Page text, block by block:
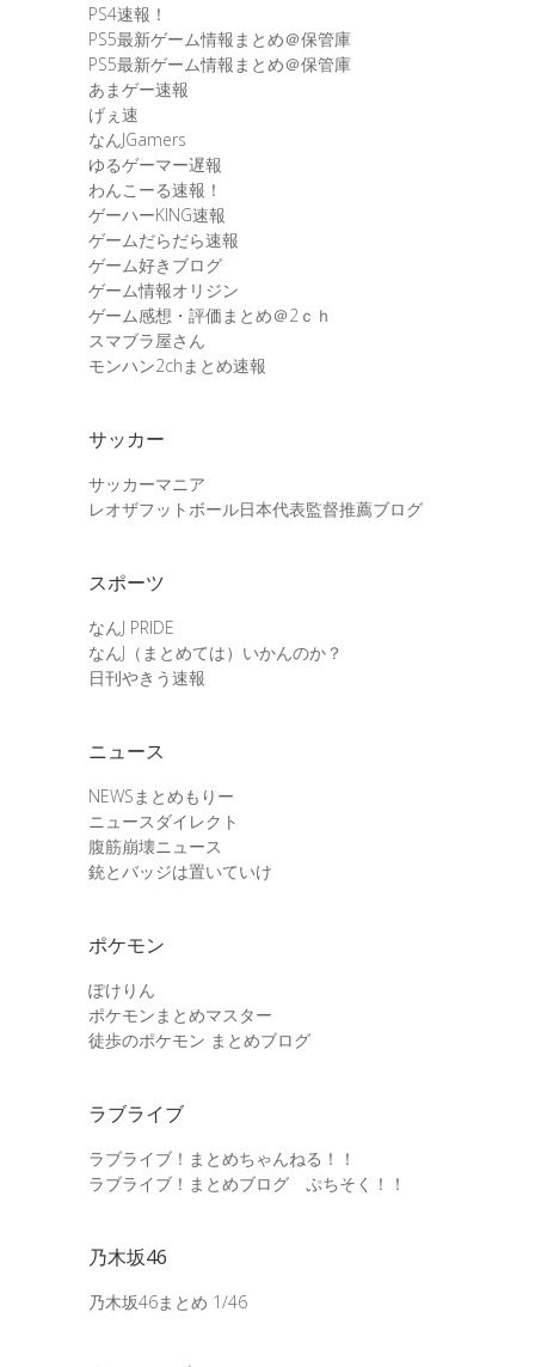
PS4速報！
PS5最新ゲーム情報まとめ＠保管庫
PS5最新ゲーム情報まとめ＠保管庫
あまゲー速報
げぇ速
なんJGamers
ゆるゲーマー遅報
わんこーる速報！
ゲーハーKING速報
ゲームだらだら速報
ゲーム好きブログ
ゲーム情報オリジン
ゲーム感想・評価まとめ＠2ｃｈ
スマブラ屋さん
モンハン2chまとめ速報
サッカー
サッカーマニア
レオザフットボール日本代表監督推薦ブログ
スポーツ
なんJ PRIDE
なんJ（まとめては）いかんのか？
日刊やきう速報
ニュース
NEWSまとめもりー
ニュースダイレクト
腹筋崩壊ニュース
銃とバッジは置いていけ
ポケモン
ぽけりん
ポケモンまとめマスター
徒歩のポケモン まとめブログ
ラブライブ
ラブライブ！まとめちゃんねる！！
ラブライブ！まとめブログ ぷちそく！！
乃木坂46
乃木坂46まとめ 1/46